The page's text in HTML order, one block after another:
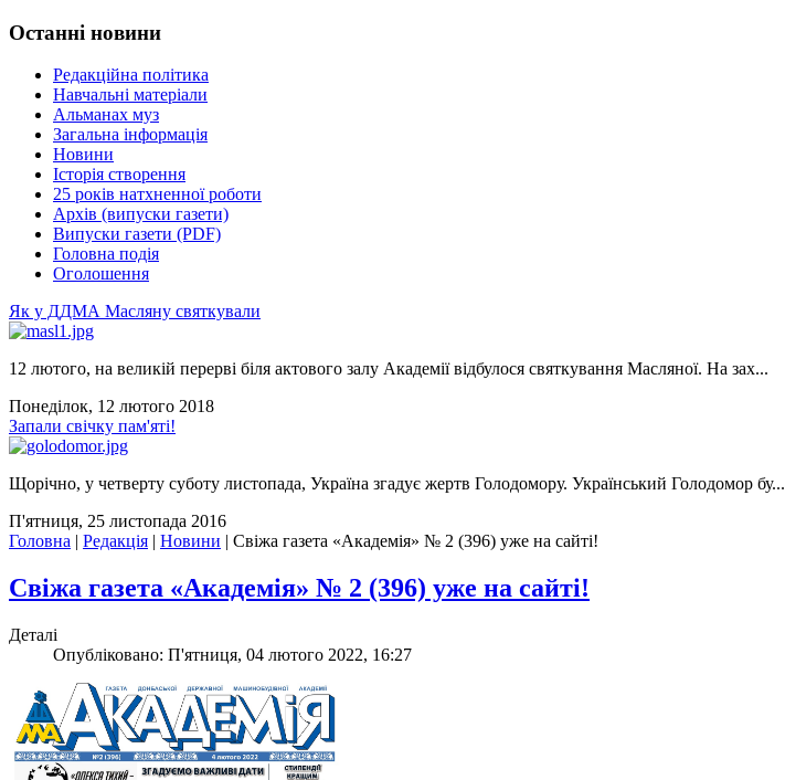
Останні новини
Редакційна політика
Навчальні матеріали
Альманах муз
Загальна інформація
Новини
Історія створення
25 років натхненної роботи
Архів (випуски газети)
Випуски газети (PDF)
Головна подія
Оголошення
Як у ДДМА Масляну святкували
12 лютого, на великій перерві біля актового залу Академії відбулося святкування Масляної. На зах...
Понеділок, 12 лютого 2018
Запали свічку пам'яті!
Щорічно, у четверту суботу листопада, Україна згадує жертв Голодомору. Український Голодомор бу...
П'ятниця, 25 листопада 2016
Головна | Редакція | Новини | Свіжа газета «Академія» № 2 (396) уже на сайті!
Свіжа газета «Академія» № 2 (396) уже на сайті!
Деталі
Опубліковано: П'ятниця, 04 лютого 2022, 16:27